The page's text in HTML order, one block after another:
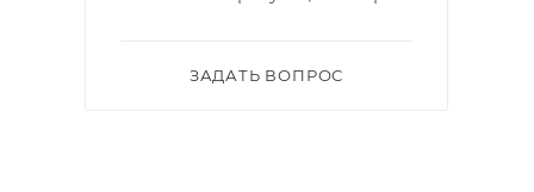
ЗАДАТЬ ВОПРОС